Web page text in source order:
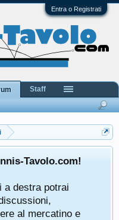
Entra o Registrati
Tavolo.com!
a destra potrai
al mercatino e
Staff